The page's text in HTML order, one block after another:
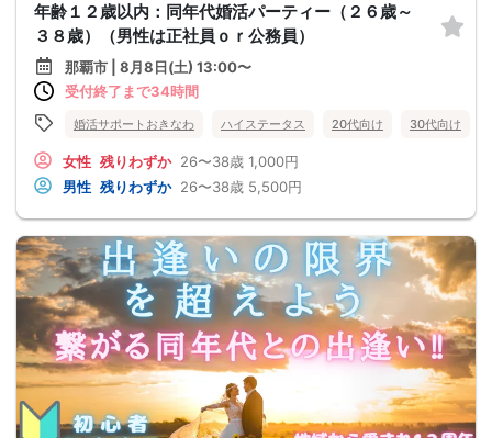
年齢１２歳以内：同年代婚活パーティー（２６歳～
３８歳）（男性は正社員ｏｒ公務員）
那覇市 | 8月8日(土) 13:00〜
受付終了まで34時間
婚活サポートおきなわ ハイステータス 20代向け 30代向け
女性 残りわずか 26〜38歳 1,000円
男性 残りわずか 26〜38歳 5,500円